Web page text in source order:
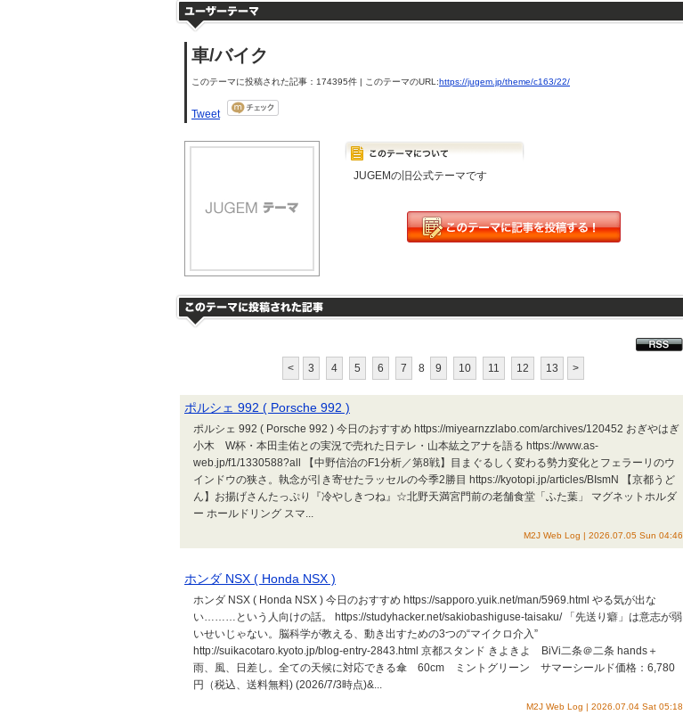
車/バイク
このテーマに投稿された記事：174395件 | このテーマのURL:https://jugem.jp/theme/c163/22/
Tweet
JUGEMの旧公式テーマです
< 3 4 5 6 7 8 9 10 11 12 13 >
ポルシェ 992 ( Porsche 992 )
ポルシェ 992 ( Porsche 992 ) 今日のおすすめ https://miyearnzzlabo.com/archives/120452 おぎやはぎ
小木 W杯・本田圭佑との実況で売れた日テレ・山本紘之アナを語る https://www.as-
web.jp/f1/1330588?all 【中野信治のF1分析／第8戦】目まぐるしく変わる勢力変化とフェラーリのウ
インドウの狭さ。執念が引き寄せたラッセルの今季2勝目 https://kyotopi.jp/articles/BIsmN 【京都うど
ん】お揚げさんたっぷり『冷やしきつね』☆北野天満宮門前の老舗食堂「ふた葉」 マグネットホルダ
ー ホールドリング スマ...
M2J Web Log | 2026.07.05 Sun 04:46
ホンダ NSX ( Honda NSX )
ホンダ NSX ( Honda NSX ) 今日のおすすめ https://sapporo.yuik.net/man/5969.html やる気が出な
い………という人向けの話。 https://studyhacker.net/sakiobashiguse-taisaku/ 「先送り癖」は意志が弱
いせいじゃない。脳科学が教える、動き出すための3つの“マイクロ介入”
http://suikacotaro.kyoto.jp/blog-entry-2843.html 京都スタンド きよきよ BiVi二条＠二条 hands＋
雨、風、日差し。全ての天候に対応できる傘 60cm ミントグリーン サマーシールド価格：6,780
円（税込、送料無料) (2026/7/3時点)&...
M2J Web Log | 2026.07.04 Sat 05:18